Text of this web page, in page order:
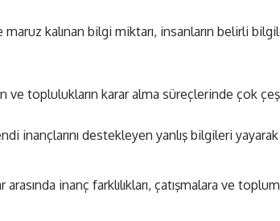
kalınan bilgi miktarı, insanların belirli
ve toplulukların karar alma süreçlerinde çok
inançlarını destekleyen yanlış bilgileri
arasında inanç farklılıkları, çatışmalara ve